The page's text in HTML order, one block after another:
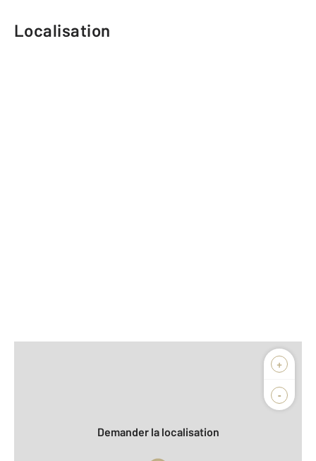
Localisation
+
-
Biens vendus
Demander la localisation